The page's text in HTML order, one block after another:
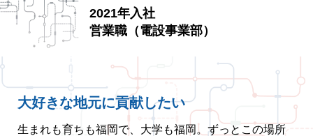
2021年入社
営業職（電設事業部）
大好きな地元に貢献したい
生まれも育ちも福岡で、大学も福岡。ずっとこの場所